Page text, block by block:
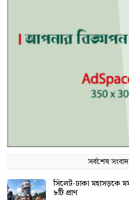
সর্বশেষ সংবাদ
সিলেট-ঢাকা মহাসড়কে
৮টি প্রাণ